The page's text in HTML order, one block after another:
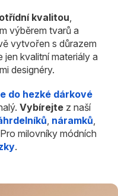
kvalitou,
výběrem tvarů a
vytvořen s důrazem
jen kvalitní materiály a
designéry.
do hezké dárkové
Vybírejte z naší
, náramků,
milovníky módních
.